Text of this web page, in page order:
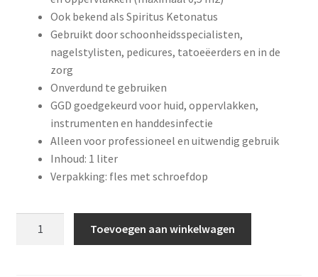
Ook bekend als Spiritus Ketonatus
Gebruikt door schoonheidsspecialisten,
nagelstylisten, pedicures, tatoeëerders en in de
zorg
Onverdund te gebruiken
GGD goedgekeurd voor huid, oppervlakken,
instrumenten en handdesinfectie
Alleen voor professioneel en uitwendig gebruik
Inhoud: 1 liter
Verpakking: fles met schroefdop
Toevoegen aan winkelwagen